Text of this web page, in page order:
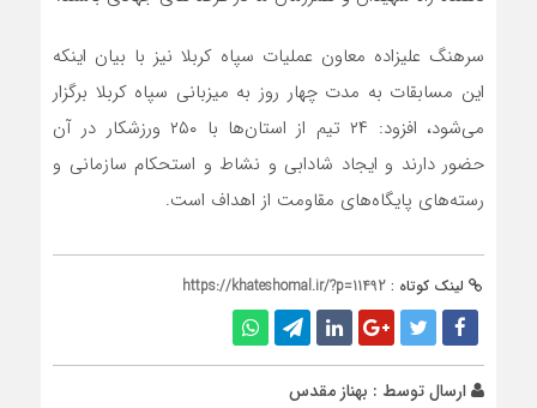
سرهنگ علیزاده معاون عملیات سپاه کربلا نیز با بیان اینکه
این مسابقات به مدت چهار روز به میزبانی سپاه کربلا برگزار
می‌شود، افزود: ۲۴ تیم از استان‌ها با ۲۵۰ ورزشکار در آن
حضور دارند و ایجاد شادابی و نشاط و استحکام سازمانی و
رسته‌های پایگاه‌های مقاومت از اهداف است.
لینک کوتاه : https://khateshomal.ir/?p=11492
ارسال توسط : بهناز مقدس